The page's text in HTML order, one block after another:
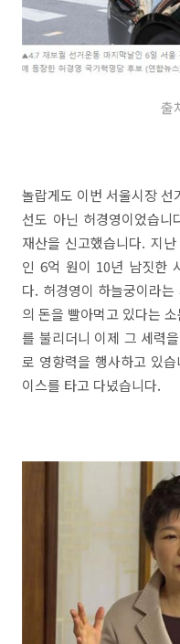
출
놀랍게도 이번 서울시장 선
선도 아닌 허경영이었습
재산을 신고했습니다. 지
인 6억 원이 10년 남짓한
다. 허경영이 하늘궁이라
의 돈을 빨아먹고 있다는
를 불리더니 이제 그 세력
로 영향력을 행사하고 있
이스를 타고 다녔습니다.